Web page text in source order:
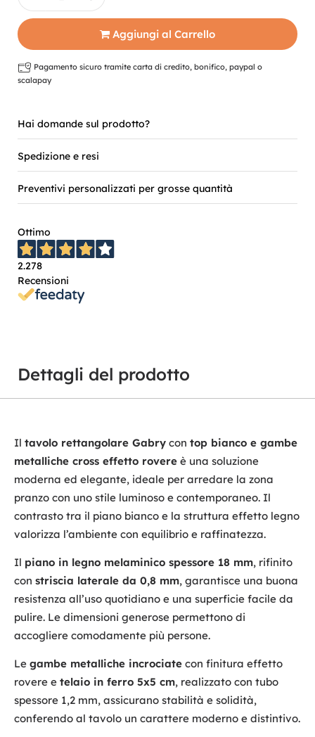
Aggiungi al Carrello
Pagamento sicuro tramite carta di credito, bonifico, paypal o
scalapay
Hai domande sul prodotto?
Spedizione e resi
Preventivi personalizzati per grosse quantità
Ottimo
2.278
Recensioni
Dettagli del prodotto
Il tavolo rettangolare Gabry con top bianco e gambe
metalliche cross effetto rovere è una soluzione
moderna ed elegante, ideale per arredare la zona
pranzo con uno stile luminoso e contemporaneo. Il
contrasto tra il piano bianco e la struttura effetto legno
valorizza l’ambiente con equilibrio e raffinatezza.
Il piano in legno melaminico spessore 18 mm, rifinito
con striscia laterale da 0,8 mm, garantisce una buona
resistenza all’uso quotidiano e una superficie facile da
pulire. Le dimensioni generose permettono di
accogliere comodamente più persone.
Le gambe metalliche incrociate con finitura effetto
rovere e telaio in ferro 5x5 cm, realizzato con tubo
spessore 1,2 mm, assicurano stabilità e solidità,
conferendo al tavolo un carattere moderno e distintivo.